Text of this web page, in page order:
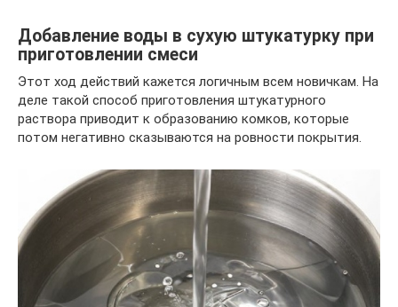
Добавление воды в сухую штукатурку при
приготовлении смеси
Этот ход действий кажется логичным всем новичкам. На
деле такой способ приготовления штукатурного
раствора приводит к образованию комков, которые
потом негативно сказываются на ровности покрытия.